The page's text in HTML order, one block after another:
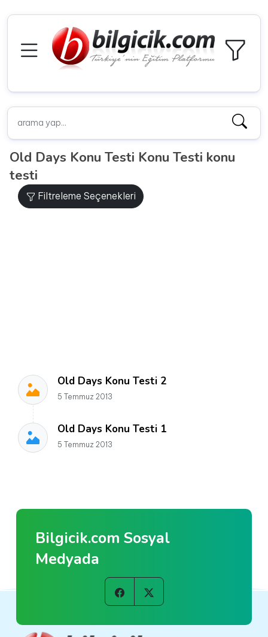
Old Days Konu Testi Konu Testi konu
testi
Filtreleme Seçenekleri
Old Days Konu Testi 2
5 Temmuz 2013
Old Days Konu Testi 1
5 Temmuz 2013
Bilgicik.com Sosyal
Medyada